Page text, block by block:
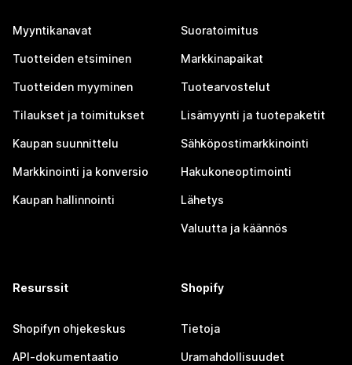
Myyntikanavat
Tuotteiden etsiminen
Tuotteiden myyminen
Tilaukset ja toimitukset
Kaupan suunnittelu
Markkinointi ja konversio
Kaupan hallinnointi
Suoratoimitus
Markkinapaikat
Tuotearvostelut
Lisämyynti ja tuotepaketit
Sähköpostimarkkinointi
Hakukoneoptimointi
Lähetys
Valuutta ja käännös
Resurssit
Shopifyn ohjekeskus
API-dokumentaatio
Shopify
Tietoja
Uramahdollisuudet